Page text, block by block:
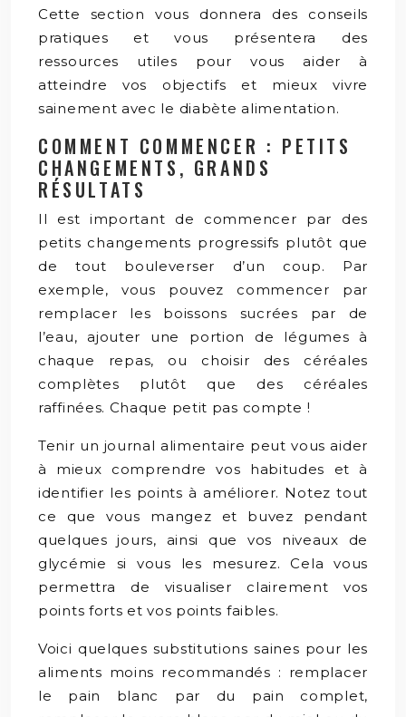
Cette section vous donnera des conseils
pratiques et vous présentera des
ressources utiles pour vous aider à
atteindre vos objectifs et mieux vivre
sainement avec le diabète alimentation.
COMMENT COMMENCER : PETITS
CHANGEMENTS, GRANDS
RÉSULTATS
Il est important de commencer par des
petits changements progressifs plutôt que
de tout bouleverser d’un coup. Par
exemple, vous pouvez commencer par
remplacer les boissons sucrées par de
l’eau, ajouter une portion de légumes à
chaque repas, ou choisir des céréales
complètes plutôt que des céréales
raffinées. Chaque petit pas compte !
Tenir un journal alimentaire peut vous aider
à mieux comprendre vos habitudes et à
identifier les points à améliorer. Notez tout
ce que vous mangez et buvez pendant
quelques jours, ainsi que vos niveaux de
glycémie si vous les mesurez. Cela vous
permettra de visualiser clairement vos
points forts et vos points faibles.
Voici quelques substitutions saines pour les
aliments moins recommandés : remplacer
le pain blanc par du pain complet,